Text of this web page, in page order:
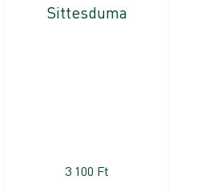
Sittesduma
3 100 Ft